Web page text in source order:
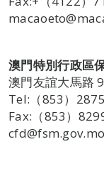
澳門特別行政區
澳門友誼大馬路
Tel:（853）
Fax:（853）
cfd@fsm.gov.mo